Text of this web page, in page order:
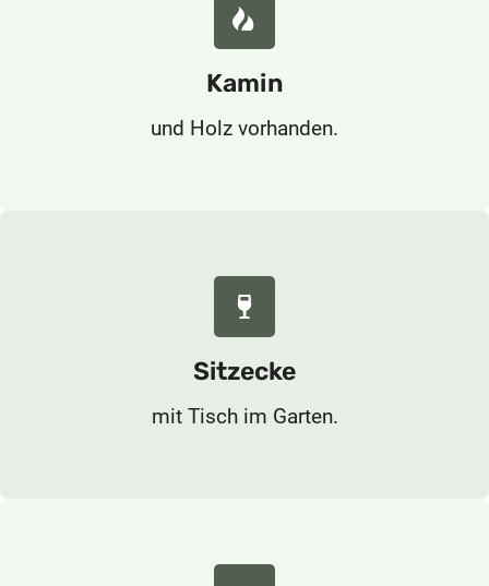
Kamin
und Holz vorhanden.
Sitzecke
mit Tisch im Garten.